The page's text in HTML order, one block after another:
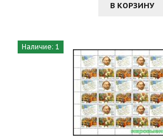
В КОРЗИНУ
Наличие: 1